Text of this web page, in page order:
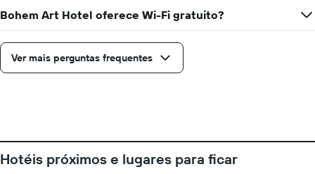
antes
da
estadia
O
gráfico
exibindo
o
preço
Bohem Art Hotel oferece Wi-Fi gratuito?
Ver mais perguntas frequentes
Hotéis próximos e lugares para ficar